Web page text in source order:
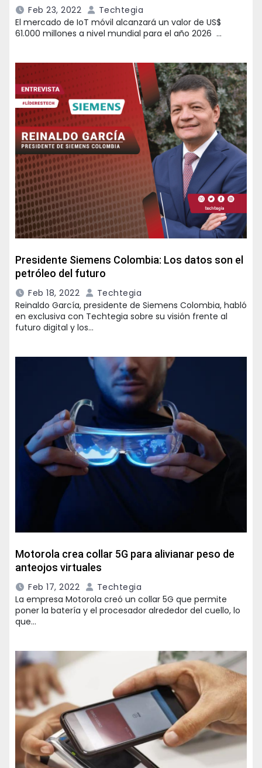
Feb 23, 2022
Techtegia
El mercado de IoT móvil alcanzará un valor de US$
61.000 millones a nivel mundial para el año 2026 …
Presidente Siemens Colombia: Los datos son el
petróleo del futuro
Feb 18, 2022
Techtegia
Reinaldo García, presidente de Siemens Colombia, habló
en exclusiva con Techtegia sobre su visión frente al
futuro digital y los…
Motorola crea collar 5G para alivianar peso de
anteojos virtuales
Feb 17, 2022
Techtegia
La empresa Motorola creó un collar 5G que permite
poner la batería y el procesador alrededor del cuello, lo
que…